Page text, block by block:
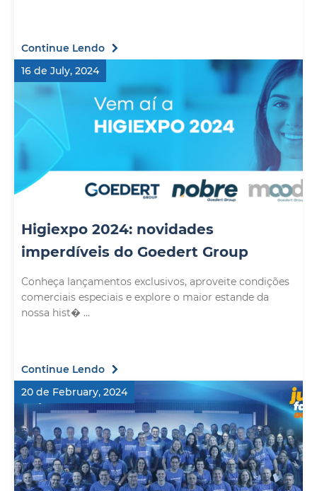
Continue Lendo
16 de July, 2024
Higiexpo 2024: novidades
imperdíveis do Goedert Group
Conheça lançamentos exclusivos, aproveite condições
comerciais especiais e explore o maior estande da
nossa hist� ...
Continue Lendo
20 de February, 2024